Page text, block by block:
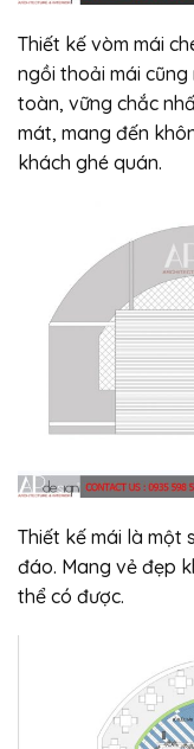
Thiết kế vòm mái
ngồi thoải mái
toàn, vững chắc
mát, mang đến
khách ghé quán.
Thiết kế mái là một
đáo. Mang vẻ đẹp
thể có được.